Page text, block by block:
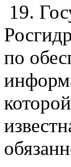
19.
по